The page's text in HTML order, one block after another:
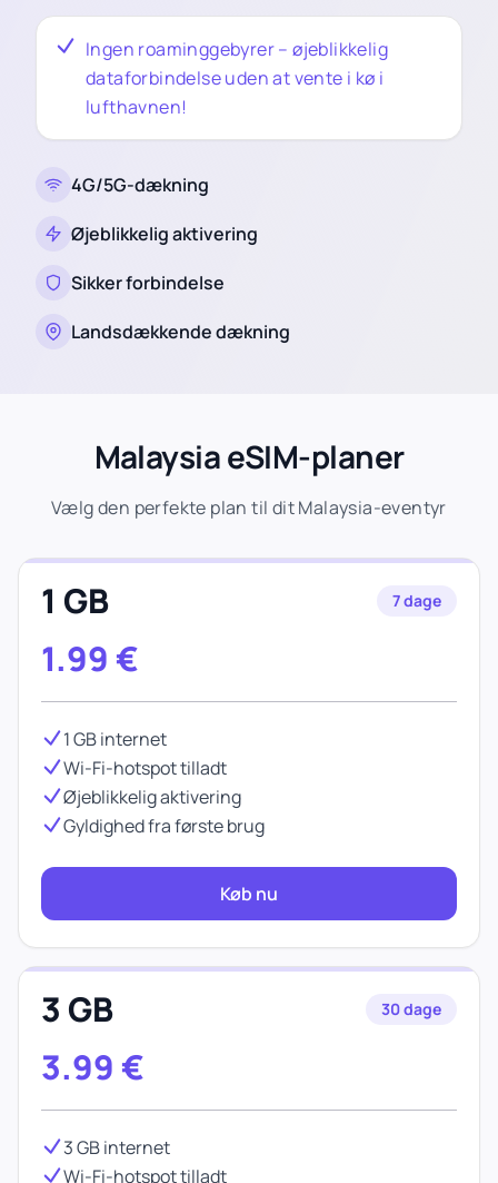
Ingen roaminggebyrer – øjeblikkelig
dataforbindelse uden at vente i kø i
lufthavnen!
4G/5G-dækning
Øjeblikkelig aktivering
Sikker forbindelse
Landsdækkende dækning
Malaysia eSIM-planer
Vælg den perfekte plan til dit Malaysia-eventyr
1 GB 7 dage
1.99 €
1 GB internet
Wi-Fi-hotspot tilladt
Øjeblikkelig aktivering
Gyldighed fra første brug
Køb nu
3 GB 30 dage
3.99 €
3 GB internet
Wi-Fi-hotspot tilladt